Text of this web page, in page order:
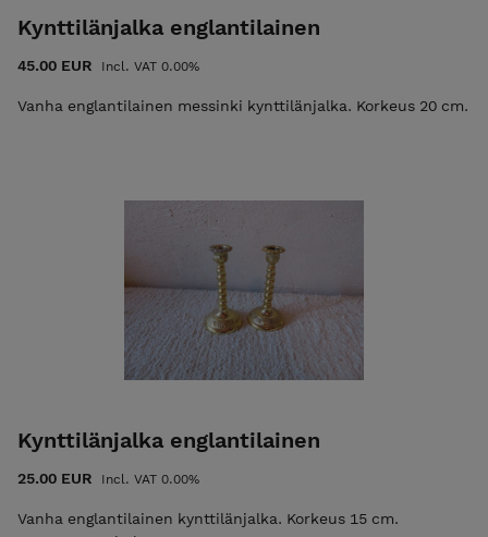
Kynttilänjalka englantilainen
45.00 EUR Incl. VAT 0.00%
Vanha englantilainen messinki kynttilänjalka. Korkeus 20 cm.
Kynttilänjalka englantilainen
25.00 EUR Incl. VAT 0.00%
Vanha englantilainen kynttilänjalka. Korkeus 15 cm.